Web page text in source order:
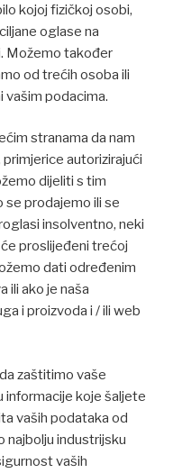
kojoj fizičkoj osobi,
oglase na
Možemo također
od trećih osoba ili
podacima.
stranama da nam
autorizirajući
dijeliti s tim
se prodajemo ili se
insolventno, neki
proslijeđeni trećoj
dati određenim
ili ako je naša
i proizvoda i / ili web
zaštitimo vaše
informacije koje šaljete
vaših podataka od
najbolju industrijsku
vaših